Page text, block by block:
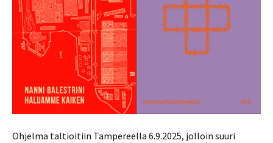
Ohjelma taltioitiin Tampereella 6.9.2025, jolloin suuri